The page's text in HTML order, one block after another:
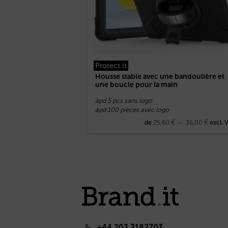
Protect.it
Housse stable avec une bandoulière et
une boucle pour la main
àpd 5 pcs sans logo
àpd 100 pièces avec logo
de 25,60 € – 36,00 € excl.